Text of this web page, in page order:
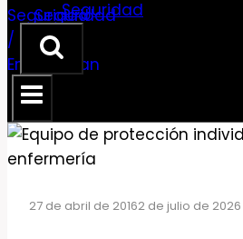
27 de abril de 20162 de julio de 2026